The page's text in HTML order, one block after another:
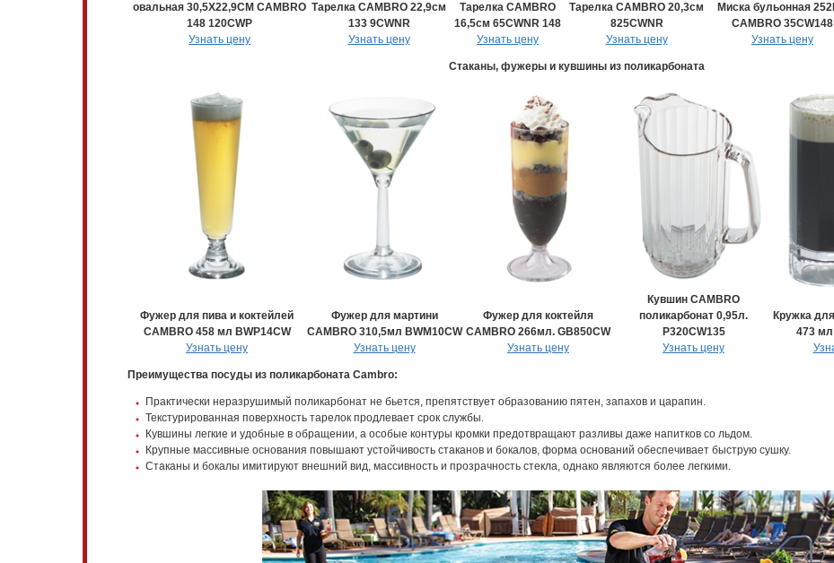
овальная 30,5Х22,9СМ CAMBRO
148 120CWP
Узнать цену
Тарелка CAMBRO 22,9см
133 9CWNR
Узнать цену
Тарелка CAMBRO
16,5см 65CWNR 148
Узнать цену
Тарелка CAMBRO 20,3см
825CWNR
Узнать цену
Миска бульонная
CAMBRO 35CW148
Узнать цену
Стаканы, фужеры и кувшины из поликарбоната
Фужер для пива и коктейлей
CAMBRO 458 мл BWP14CW
Узнать цену
Фужер для мартини
CAMBRO 310,5мл BWM10CW
Узнать цену
Фужер для коктейля
CAMBRO 266мл. GB850CW
Узнать цену
Кувшин CAMBRO
поликарбонат 0,95л.
P320CW135
Узнать цену
Кружка
473 мл
Преимущества посуды из поликарбоната Cambro:
Практически неразрушимый поликарбонат не бьется, препятствует образованию пятен, запахов и царапин.
Текстурированная поверхность тарелок продлевает срок службы.
Кувшины легкие и удобные в обращении, а особые контуры кромки предотвращают разливы даже напитков со льдом.
Крупные массивные основания повышают устойчивость стаканов и бокалов, форма оснований обеспечивает быструю сушку.
Стаканы и бокалы имитируют внешний вид, массивность и прозрачность стекла, однако являются более легкими.